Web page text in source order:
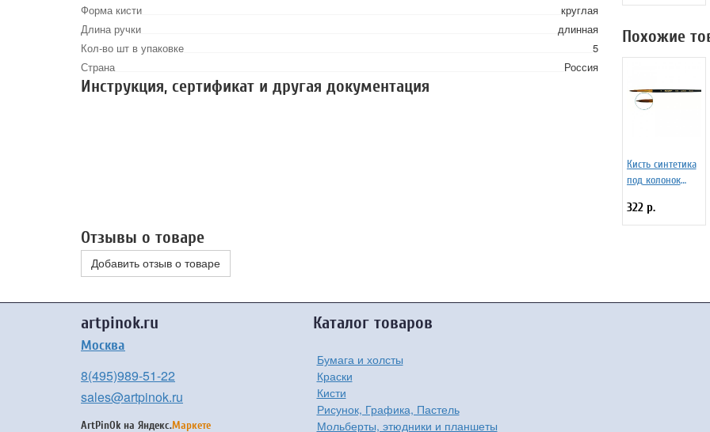
Форма кисти
круглая
Длина ручки
длинная
Кол-во шт в упаковке
5
Страна
Россия
Инструкция, сертификат и другая документация
Похожие
Кисть синтетика
под колонок
короткой ручке,
с укороченной
322 р.
Отзывы о товаре
Добавить отзыв о товаре
artpinok.ru
Москва
8(495)989-51-22
sales@artpinok.ru
ArtPinOk на Яндекс.Маркете
Каталог товаров
Бумага и холсты
Краски
Кисти
Рисунок, Графика, Пастель
Мольберты, этюдники и планшеты